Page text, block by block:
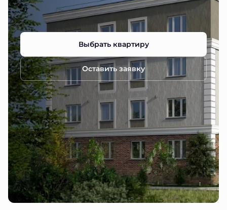
Выбрать квартиру
Оставить заявку